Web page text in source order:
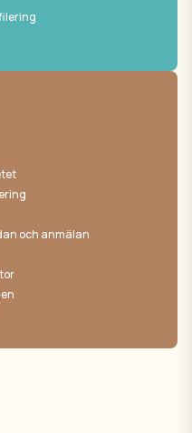
och anmälan